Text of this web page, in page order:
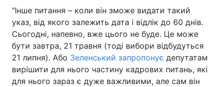
"Інше питання – коли він зможе видати такий
указ, від якого залежить дата і відлік до 60 днів.
Сьогодні, напевно, вже цього не буде. Це може
бути завтра, 21 травня (тоді вибори відбудуться
21 липня). Або Зеленський запропонує депутатам
вирішити для нього частину кадрових питань, які
для нього зараз є дуже важливими, але сам він